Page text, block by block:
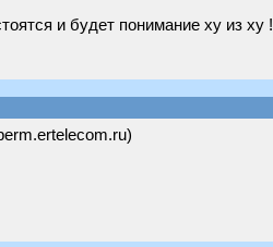
и будет понимание ху из ху